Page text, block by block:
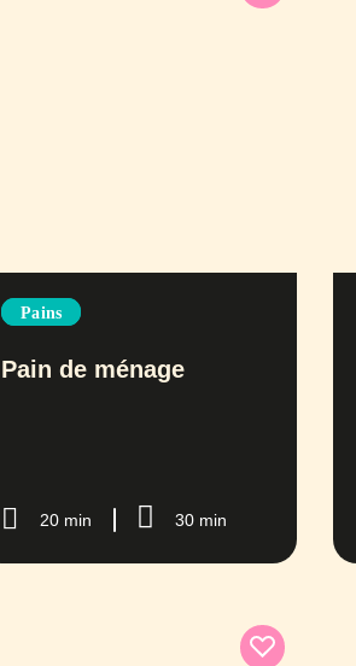
Pains
Pain de ménage
20 min 30 min